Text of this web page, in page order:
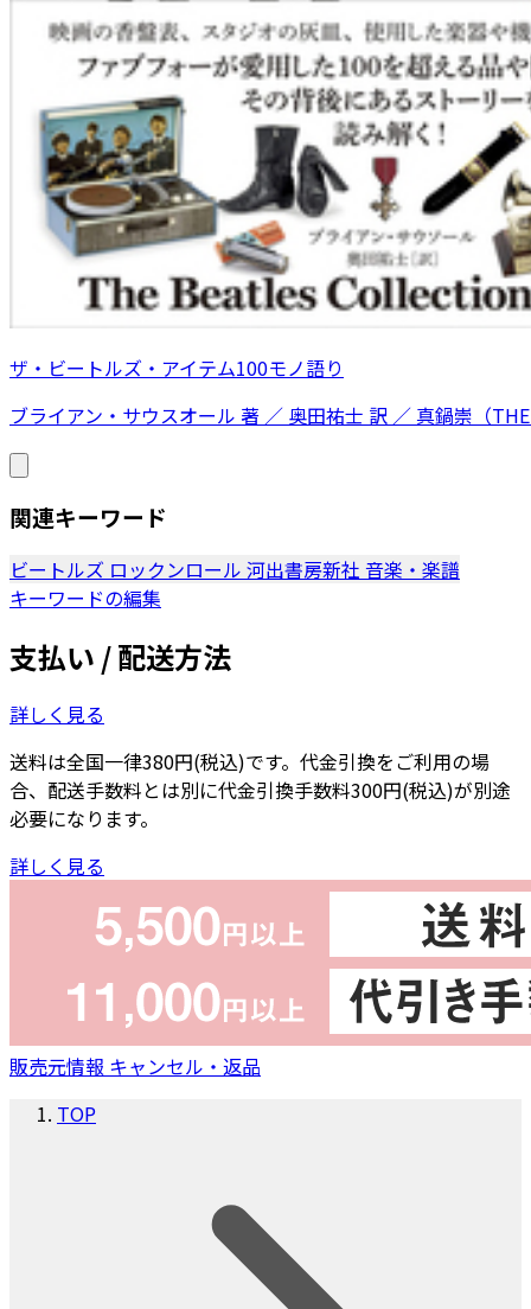
ザ・ビートルズ・アイテム100モノ語り
ブライアン・サウスオール 著 ／ 奥田祐士 訳 ／ 真鍋崇（
関連キーワード
ビートルズ ロックンロール 河出書房新社 音楽・楽譜
キーワードの編集
支払い / 配送方法
詳しく見る
送料は全国一律380円(税込)です。代金引換をご利用の場
合、配送手数料とは別に代金引換手数料300円(税込)が別途
必要になります。
詳しく見る
販売元情報 キャンセル・返品
TOP